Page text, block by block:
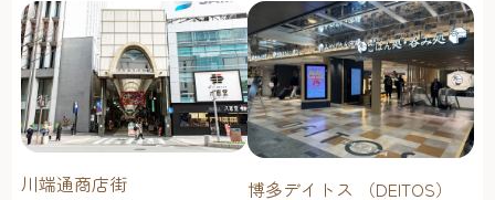
川端通商店街 博多デイトス （DEITOS）